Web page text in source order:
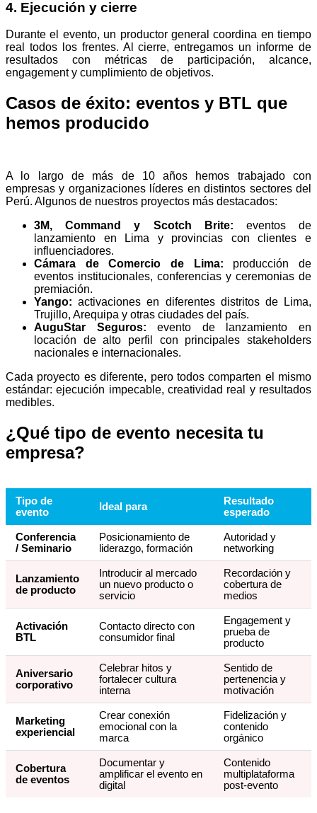
4. Ejecución y cierre
Durante el evento, un productor general coordina en tiempo
real todos los frentes. Al cierre, entregamos un informe de
resultados con métricas de participación, alcance,
engagement y cumplimiento de objetivos.
Casos de éxito: eventos y BTL que
hemos producido
A lo largo de más de 10 años hemos trabajado con
empresas y organizaciones líderes en distintos sectores del
Perú. Algunos de nuestros proyectos más destacados:
3M, Command y Scotch Brite: eventos de
lanzamiento en Lima y provincias con clientes e
influenciadores.
Cámara de Comercio de Lima: producción de
eventos institucionales, conferencias y ceremonias de
premiación.
Yango: activaciones en diferentes distritos de Lima,
Trujillo, Arequipa y otras ciudades del país.
AuguStar Seguros: evento de lanzamiento en
locación de alto perfil con principales stakeholders
nacionales e internacionales.
Cada proyecto es diferente, pero todos comparten el mismo
estándar: ejecución impecable, creatividad real y resultados
medibles.
¿Qué tipo de evento necesita tu
empresa?
Tipo de
evento
Ideal para
Resultado
esperado
Conferencia
/ Seminario
Posicionamiento de
liderazgo, formación
Autoridad y
networking
Lanzamiento
de producto
Introducir al mercado
un nuevo producto o
servicio
Recordación y
cobertura de
medios
Activación
BTL
Contacto directo con
consumidor final
Engagement y
prueba de
producto
Aniversario
corporativo
Celebrar hitos y
fortalecer cultura
interna
Sentido de
pertenencia y
motivación
Marketing
experiencial
Crear conexión
emocional con la
marca
Fidelización y
contenido
orgánico
Cobertura
de eventos
Documentar y
amplificar el evento en
digital
Contenido
multiplataforma
post-evento